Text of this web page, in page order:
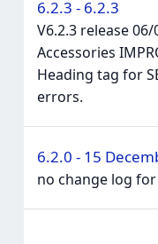
6.2.3 - 6.2.3
V6.2.3 release 06/
Accessories
Heading tag for
errors.
6.2.0 - 15
no change log